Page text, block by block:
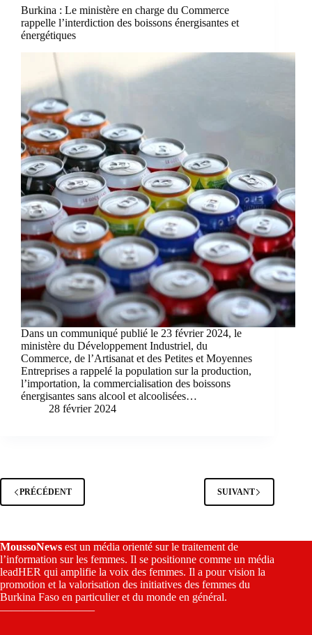
Burkina : Le ministère en charge du Commerce
rappelle l’interdiction des boissons énergisantes et
énergétiques
Dans un communiqué publié le 23 février 2024, le
ministère du Développement Industriel, du
Commerce, de l’Artisanat et des Petites et Moyennes
Entreprises a rappelé la population sur la production,
l’importation, la commercialisation des boissons
énergisantes sans alcool et alcoolisées…
28 février 2024
PRÉCÉDENT SUIVANT
MoussoNews est un média orienté sur le traitement de
l’information sur les femmes. Il se positionne comme un média
leadHER qui amplifie la voix des femmes. Il a pour vision la
promotion et la valorisation des initiatives des femmes du
Burkina Faso en particulier et du monde en général.
————————–